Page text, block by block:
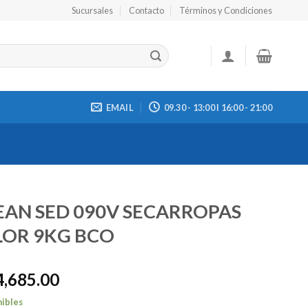
Sucursales Contacto Términos y Condiciones
EMAIL 09.30 - 13:00 I 16:00 - 21:00
SED 090V SECARROPAS
9KG BCO